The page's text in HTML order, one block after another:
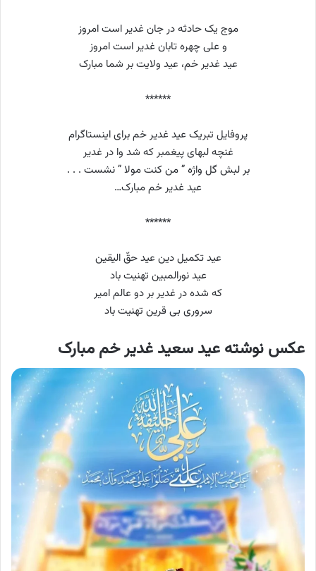
موج یک حادثه در جان غدیر است امروز
و علی چهره تابان غدیر است امروز
عید غدیر خم، عید ولایت بر شما مبارک
******
پروفایل تبریک عید غدیر خم برای اینستاگرام
غنچه لبهای پیغمبر که شد وا در غدیر
بر لبش گل واژه ” من کنت مولا ” نشست . . .
عید غدیر خم مبارک…
******
عید تکمیل دین عید حقّ الیقین
عید نورالمبین تهنیت باد
که شده در غدیر بر دو عالم امیر
سروری بی قرین تهنیت باد
عکس نوشته عید سعید غدیر خم مبارک